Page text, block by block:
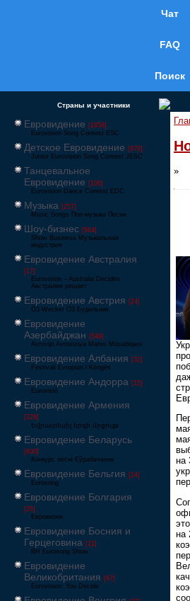
Чат
FAQ
Поиск
Страны и участники
Евровидение [1858]
Eurovision Song Contest ESC
Детское Евровидение [878]
Junior Eurovision Song Contest JESC
Танцевальное
Евровидение [106]
Eurovision Dance Contest EDC
Музыка [257]
Music Songs Поп-музыка Песни
Шоу-бизнес [564]
Show Business Музыкальная
индустрия
Евровидение Австралия
[17]
Eurovision – Australia Decides
Австралия решает
Евровидение Австрия [24]
Ö3-Wecker Ö3 Будильник
Евровидение
Азербайджан [549]
Avrovijn Avroviziya Mahnı Müsabiqəsi
Евровидение Албания [32]
Festivali Evropian i Këngës
Евровидение Андорра [15]
Eurovisió
Евровидение Армения
[228]
Եվրատեսիլ երգի մրցույթ
Евровидение Беларусь
[600]
Конкурс песні Еўрабачанне
Евровидение Бельгия [24]
Eurosong
Евровидение Болгария
[26]
Евровизия
Евровидение Босния и
Герцеговина [21]
BH Eurosong Show
Евровидение
Великобритания [67]
Eurovision: You Decide
»
на
на